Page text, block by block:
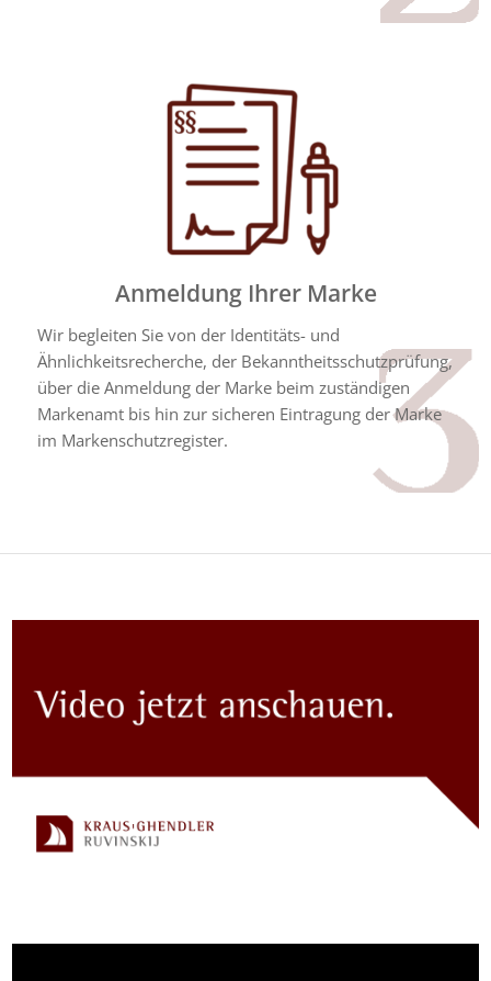
Anmeldung Ihrer Marke
Wir begleiten Sie von der Identitäts- und
Ähnlichkeitsrecherche, der Bekanntheitsschutzprüfung,
über die Anmeldung der Marke beim zuständigen
Markenamt bis hin zur sicheren Eintragung der Marke
im Markenschutzregister.